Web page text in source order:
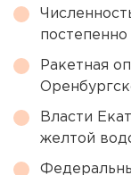
Ракетная
Власти
желтой